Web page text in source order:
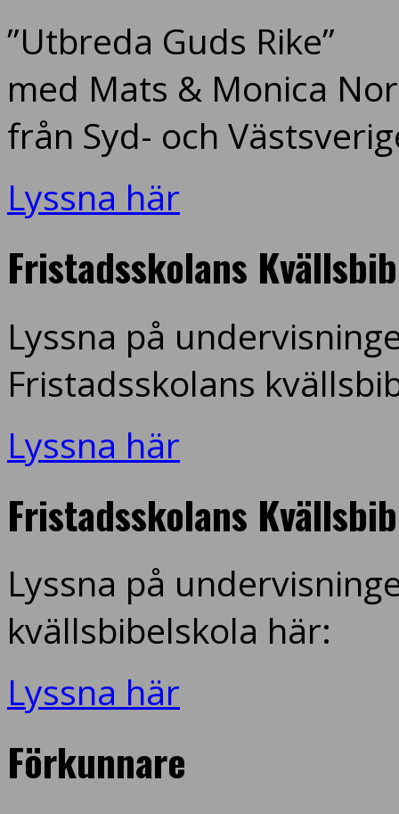
”Utbreda Guds Rike”
med Mats & Monica
från Syd- och
Lyssna här
Fristadsskolans
Lyssna på
Fristadsskolans
Lyssna här
Fristadsskolans
Lyssna på
kvällsbibelskola här:
Lyssna här
Förkunnare